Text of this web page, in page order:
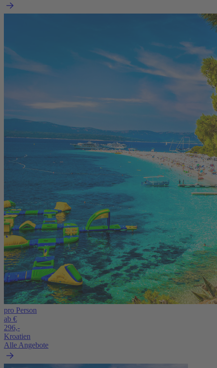
pro Person
ab €
296,-
Kroatien
Alle Angebote